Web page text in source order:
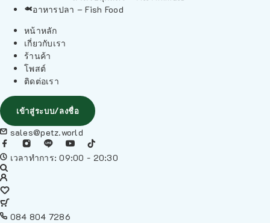
อาหารปลา – Fish Food
หน้าหลัก
เกี่ยวกับเรา
ร้านค้า
โพสต์
ติดต่อเรา
เข้าสู่ระบบ/ลงชื่อ
sales@petz.world
เวลาทำการ: 09:00 - 20:30
084 804 7286